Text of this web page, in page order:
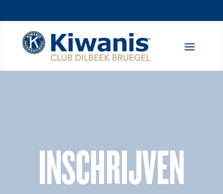
INSCHRIJVEN